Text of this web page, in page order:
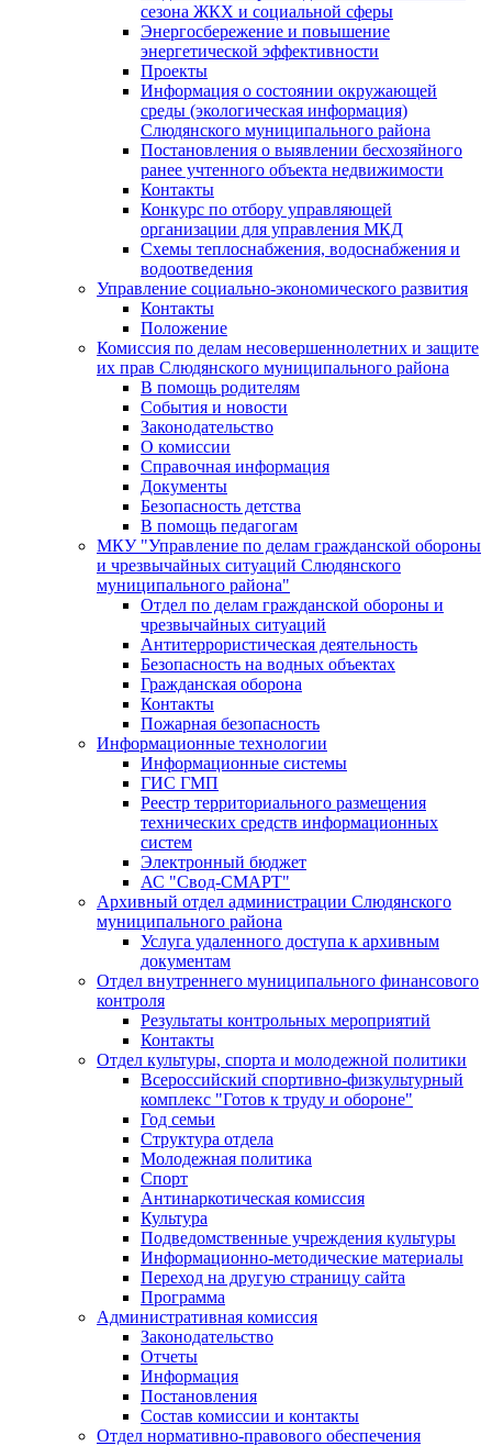
сезона ЖКХ и социальной сферы
Энергосбережение и повышение
энергетической эффективности
Проекты
Информация о состоянии окружающей
среды (экологическая информация)
Слюдянского муниципального района
Постановления о выявлении бесхозяйного
ранее учтенного объекта недвижимости
Контакты
Конкурс по отбору управляющей
организации для управления МКД
Схемы теплоснабжения, водоснабжения и
водоотведения
Управление социально-экономического развития
Контакты
Положение
Комиссия по делам несовершеннолетних и защите
их прав Слюдянского муниципального района
В помощь родителям
События и новости
Законодательство
О комиссии
Справочная информация
Документы
Безопасность детства
В помощь педагогам
МКУ "Управление по делам гражданской обороны
и чрезвычайных ситуаций Слюдянского
муниципального района"
Отдел по делам гражданской обороны и
чрезвычайных ситуаций
Антитеррористическая деятельность
Безопасность на водных объектах
Гражданская оборона
Контакты
Пожарная безопасность
Информационные технологии
Информационные системы
ГИС ГМП
Реестр территориального размещения
технических средств информационных
систем
Электронный бюджет
АС "Свод-СМАРТ"
Архивный отдел администрации Слюдянского
муниципального района
Услуга удаленного доступа к архивным
документам
Отдел внутреннего муниципального финансового
контроля
Результаты контрольных мероприятий
Контакты
Отдел культуры, спорта и молодежной политики
Всероссийский спортивно-физкультурный
комплекс "Готов к труду и обороне"
Год семьи
Структура отдела
Молодежная политика
Спорт
Антинаркотическая комиссия
Культура
Подведомственные учреждения культуры
Информационно-методические материалы
Переход на другую страницу сайта
Программа
Административная комиссия
Законодательство
Отчеты
Информация
Постановления
Состав комиссии и контакты
Отдел нормативно-правового обеспечения